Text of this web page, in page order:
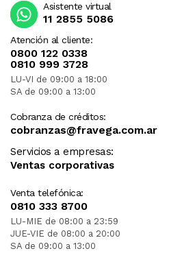
Atención al cliente:
0800 122 0338
0810 999 3728
LU-VI de 09:00 a 18:00
SA de 09:00 a 13:00
Cobranza de créditos:
cobranzas@fravega.com.ar
Servicios a empresas:
Ventas corporativas
Venta telefónica:
0810 333 8700
LU-MIE de 08:00 a 23:59
JUE-VIE de 08:00 a 20:00
SA de 09:00 a 13:00
Asistente virtual
11 2855 5086